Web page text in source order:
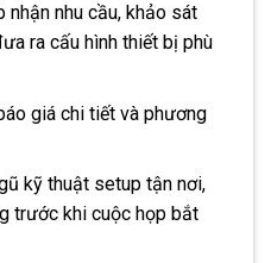
nhận nhu cầu, khảo sát
ra cấu hình thiết bị phù
giá chi tiết và phương
kỹ thuật setup tận nơi,
trước khi cuộc họp bắt